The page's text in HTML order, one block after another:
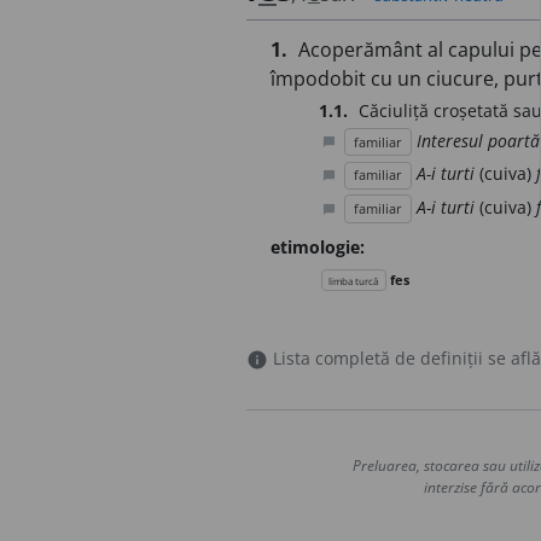
1. Acoperământ al capului
împodobit cu un ciucure,
1.1. Căciuliță croșetată
chat_bubble familiar Interesul poartă
familiar A-i turti (cuiva)
familiar A-i turti (cuiva)
etimologie:
limba turcă fes
info Lista completă de definiții se
Preluarea, stocarea sau
interzise fără